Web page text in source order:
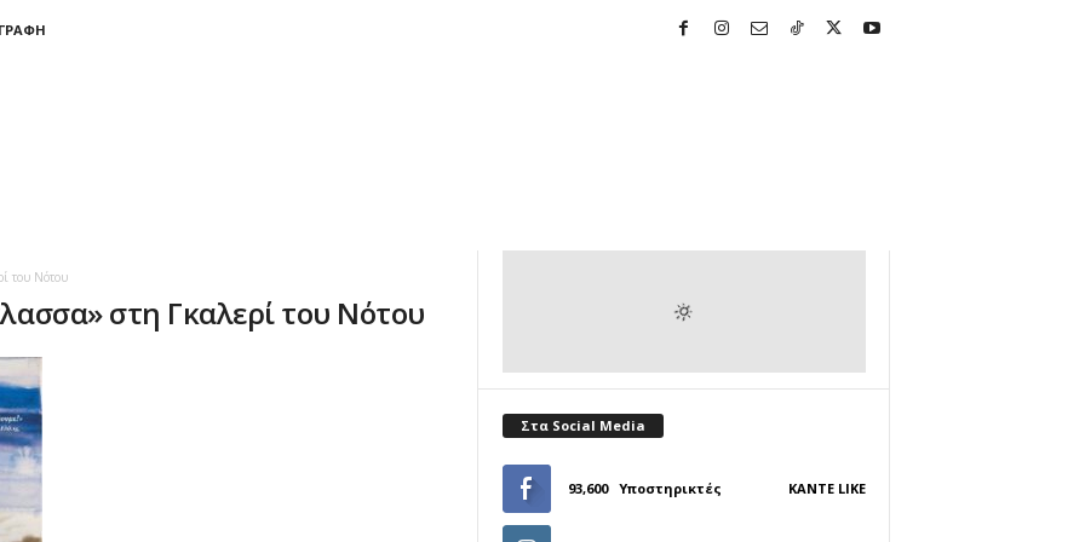
του Νότου
στη Γκαλερί του Νότου
Στα Social Media
93,600 Υποστηρικτές ΚΆΝΤΕ LIKE